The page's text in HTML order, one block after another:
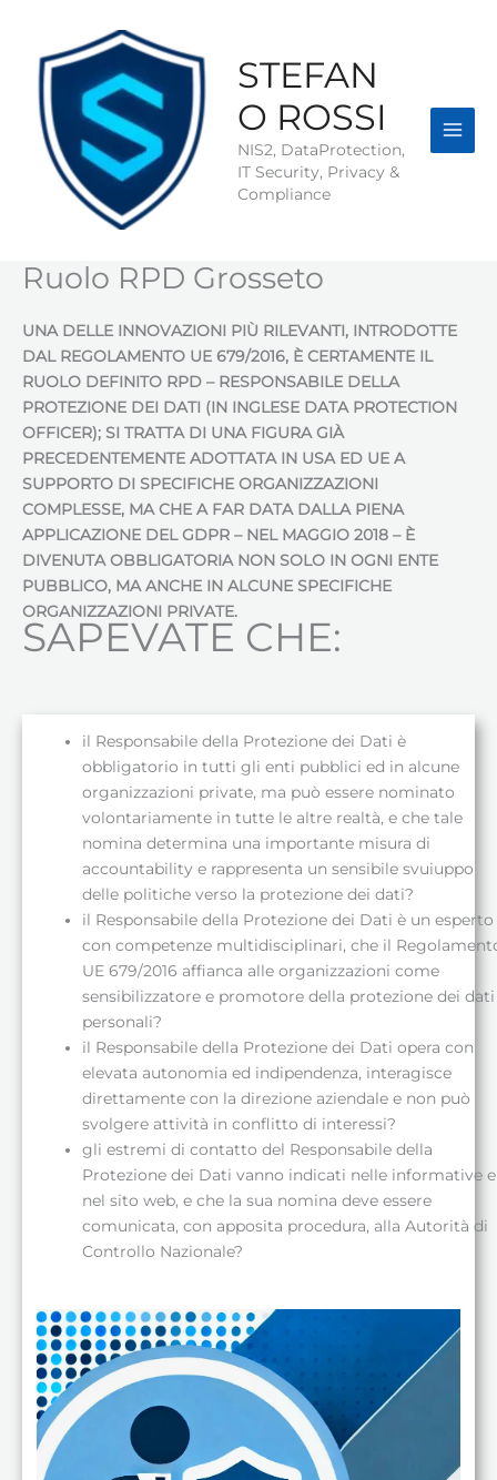
contenuto
STEFAN
O ROSSI
NIS2, DataProtection,
IT Security, Privacy &
Compliance
Ruolo RPD Grosseto
UNA DELLE INNOVAZIONI PIÙ RILEVANTI, INTRODOTTE
DAL REGOLAMENTO UE 679/2016, È CERTAMENTE IL
RUOLO DEFINITO RPD – RESPONSABILE DELLA
PROTEZIONE DEI DATI (IN INGLESE DATA PROTECTION
OFFICER); SI TRATTA DI UNA FIGURA GIÀ
PRECEDENTEMENTE ADOTTATA IN USA ED UE A
SUPPORTO DI SPECIFICHE ORGANIZZAZIONI
COMPLESSE, MA CHE A FAR DATA DALLA PIENA
APPLICAZIONE DEL GDPR – NEL MAGGIO 2018 – È
DIVENUTA OBBLIGATORIA NON SOLO IN OGNI ENTE
PUBBLICO, MA ANCHE IN ALCUNE SPECIFICHE
ORGANIZZAZIONI PRIVATE.
SAPEVATE CHE:
il Responsabile della Protezione dei Dati è
obbligatorio in tutti gli enti pubblici ed in alcune
organizzazioni private, ma può essere nominato
volontariamente in tutte le altre realtà, e che tale
nomina determina una importante misura di
accountability e rappresenta un sensibile svuiuppo
delle politiche verso la protezione dei dati?
il Responsabile della Protezione dei Dati è un esperto
con competenze multidisciplinari, che il
UE 679/2016 affianca alle organizzazioni come
sensibilizzatore e promotore della protezione dei dati
personali?
il Responsabile della Protezione dei Dati opera con
elevata autonomia ed indipendenza, interagisce
direttamente con la direzione aziendale e non può
svolgere attività in conflitto di interessi?
gli estremi di contatto del Responsabile della
Protezione dei Dati vanno indicati nelle informative e
nel sito web, e che la sua nomina deve essere
comunicata, con apposita procedura, alla Autorità di
Controllo Nazionale?